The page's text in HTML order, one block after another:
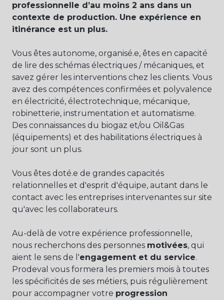
professionnelle d’au moins 2 ans dans un
contexte de production. Une expérience en
itinérance est un plus.
Vous êtes autonome, organisé.e, êtes en capacité
de lire des schémas électriques / mécaniques, et
savez gérer les interventions chez les clients. Vous
avez des compétences confirmées et polyvalence
en électricité, électrotechnique, mécanique,
robinetterie, instrumentation et automatisme.
Des connaissances du biogaz et/ou Oil&Gas
(équipements) et des habilitations électriques à
jour sont un plus.
Vous êtes doté.e de grandes capacités
relationnelles et d'esprit d'équipe, autant dans le
contact avec les entreprises intervenantes sur site
qu'avec les collaborateurs.
Au-delà de votre expérience professionnelle,
nous recherchons des personnes motivées, qui
aient le sens de l'engagement et du service.
Prodeval vous formera les premiers mois à toutes
les spécificités de ses métiers, puis régulièrement
pour accompagner votre progression